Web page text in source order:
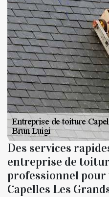
Des services
entreprise de
professionnel pour
Capelles Les